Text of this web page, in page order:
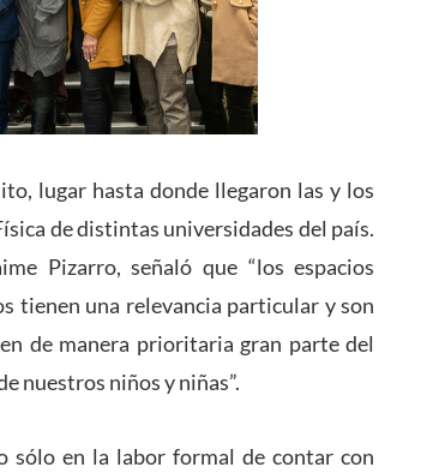
lugar hasta donde llegaron las y los
de distintas universidades del país.
Pizarro, señaló que “los espacios
tienen una relevancia particular y son
de manera prioritaria gran parte del
nuestros niños y niñas”.
sólo en la labor formal de contar con